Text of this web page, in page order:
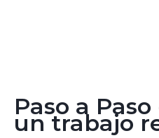
Paso a
un trabajo